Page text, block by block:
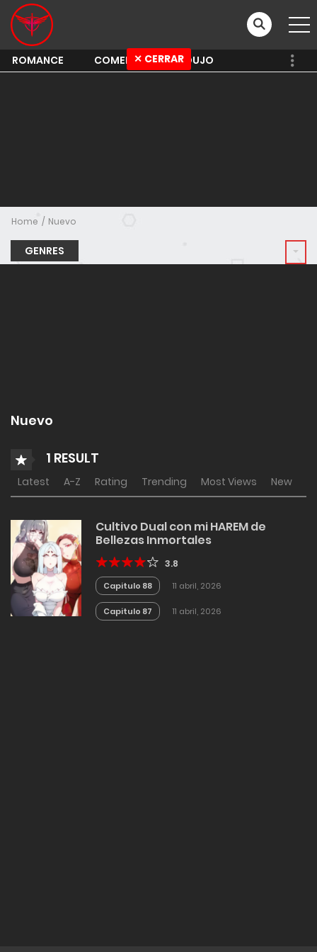
ROMANCE COMEDY SHOUJO
Home Nuevo
GENRES
Nuevo
1 RESULT
Latest A-Z Rating Trending Most Views New
Cultivo Dual con mi HAREM de
Bellezas Inmortales
3.8
Capitulo 88 11 abril, 2026
Capitulo 87 11 abril, 2026
✕ CERRAR